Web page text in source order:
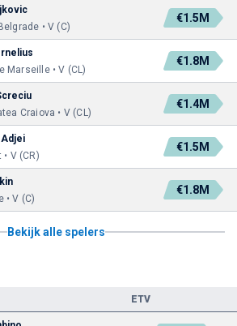
• V (C)
€1.5M
Marseille • V (CL)
€1.8M
Craiova • V (CL)
€1.4M
Adjei
• V (CR)
€1.5M
• V (C)
€1.8M
Bekijk alle spelers
ETV